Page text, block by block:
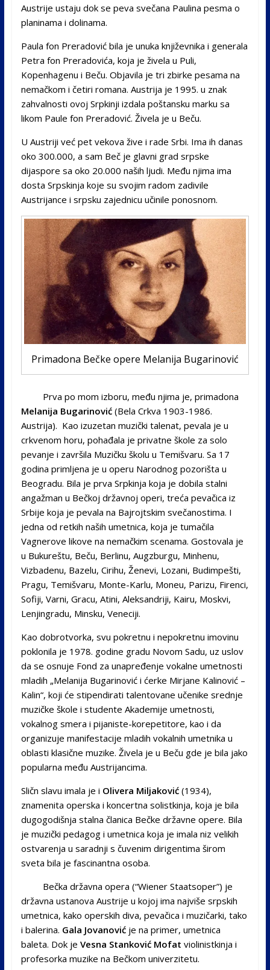
Austrije ustaju dok se peva svečana Paulina pesma o
planinama i dolinama.
Paula fon Preradović bila je unuka književnika i generala
Petra fon Preradovića, koja je živela u Puli,
Kopenhagenu i Beču. Objavila je tri zbirke pesama na
nemačkom i četiri romana. Austrija je 1995. u znak
zahvalnosti ovoj Srpkinji izdala poštansku marku sa
likom Paule fon Preradović. Živela je u Beču.
U Austriji već pet vekova žive i rade Srbi. Ima ih danas
oko 300.000, a sam Beč je glavni grad srpske
dijaspore sa oko 20.000 naših ljudi. Među njima ima
dosta Srpskinja koje su svojim radom zadivile
Austrijance i srpsku zajednicu učinile ponosnom.
Primadona Bečke opere Melanija Bugarinović
Prva po mom izboru, među njima je, primadona
Melanija Bugarinović(Bela Crkva 1903-1986.
Austrija). Kao izuzetan muzički talenat, pevala je u
crkvenom horu, pohađala je privatne škole za solo
pevanje i završila Muzičku školu u Temišvaru. Sa 17
godina primljena je u operu Narodnog pozorišta u
Beogradu. Bila je prva Srpkinja koja je dobila stalni
angažman u Bečkoj državnoj operi, treća pevačica iz
Srbije koja je pevala na Bajrojtskim svečanostima. I
jedna od retkih naših umetnica, koja je tumačila
Vagnerove likove na nemačkim scenama. Gostovala je
u Bukureštu, Beču, Berlinu, Augzburgu, Minhenu,
Vizbadenu, Bazelu, Cirihu, Ženevi, Lozani, Budimpešti,
Pragu, Temišvaru, Monte-Karlu, Moneu, Parizu, Firenci,
Sofiji, Varni, Gracu, Atini, Aleksandriji, Kairu, Moskvi,
Lenjingradu, Minsku, Veneciji.
Kao dobrotvorka, svu pokretnu i nepokretnu imovinu
poklonila je 1978. godine gradu Novom Sadu, uz uslov
da se osnuje Fond za unapređenje vokalne umetnosti
mladih „Melanija Bugarinović i ćerke Mirjane Kalinović –
Kalin“, koji će stipendirati talentovane učenike srednje
muzičke škole i studente Akademije umetnosti,
vokalnog smera i pijaniste-korepetitore, kao i da
organizuje manifestacije mladih vokalnih umetnika u
oblasti klasične muzike. Živela je u Beču gde je bila jako
popularna među Austrijancima.
Sličn slavu imala je i Olivera Miljaković(1934),
znamenita operska i koncertna solistkinja, koja je bila
dugogodišnja stalna članica Bečke državne opere. Bila
je muzički pedagog i umetnica koja je imala niz velikih
ostvarenja u saradnji s čuvenim dirigentima širom
sveta bila je fascinantna osoba.
Bečka državna opera (“Wiener Staatsoper”) je
državna ustanova Austrije u kojoj ima najviše srpskih
umetnica, kako operskih diva, pevačica i muzičarki, tako
i balerina. Gala Jovanovićje na primer, umetnica
baleta. Dok je Vesna Stanković Mofat violinistkinja i
profesorka muzike na Bečkom univerzitetu.